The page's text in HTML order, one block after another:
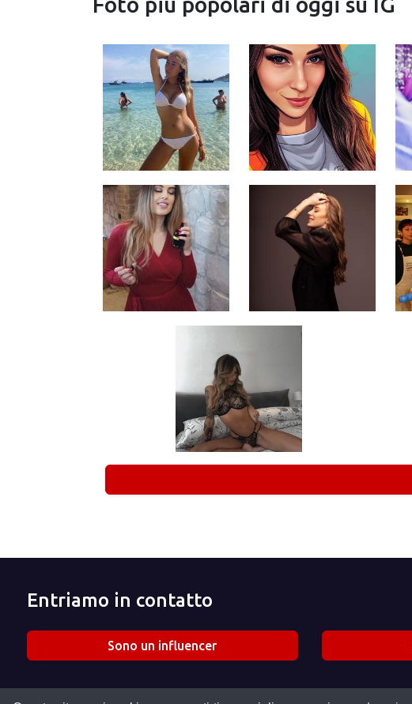
Entriamo in contatto
Sono un influencer